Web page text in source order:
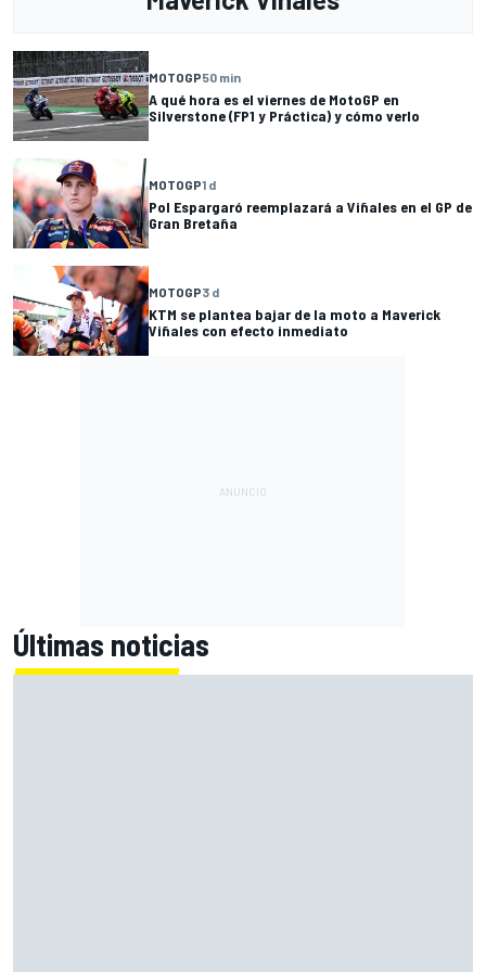
MOTOGP50 min
A qué hora es el viernes de MotoGP en
Silverstone (FP1 y Práctica) y cómo verlo
MOTOGP1 d
Pol Espargaró reemplazará a Viñales en el GP de
Gran Bretaña
MOTOGP3 d
KTM se plantea bajar de la moto a Maverick
Viñales con efecto inmediato
Últimas noticias